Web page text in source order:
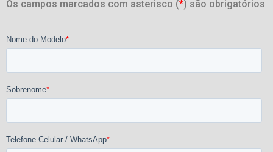
Os campos marcados com asterisco (*) são obrigatórios